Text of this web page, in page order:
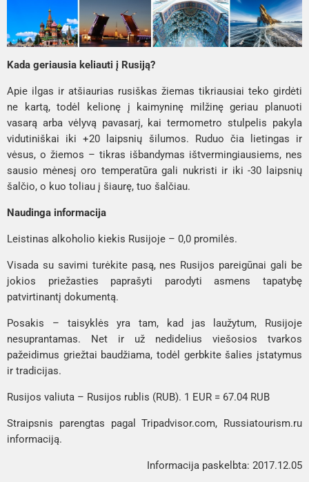
Kada geriausia keliauti į Rusiją?
Apie ilgas ir atšiaurias rusiškas žiemas tikriausiai teko girdėti
ne kartą, todėl kelionę į kaimyninę milžinę geriau planuoti
vasarą arba vėlyvą pavasarį, kai termometro stulpelis pakyla
vidutiniškai iki +20 laipsnių šilumos. Ruduo čia lietingas ir
vėsus, o žiemos – tikras išbandymas ištvermingiausiems, nes
sausio mėnesį oro temperatūra gali nukristi ir iki -30 laipsnių
šalčio, o kuo toliau į šiaurę, tuo šalčiau.
Naudinga informacija
Leistinas alkoholio kiekis Rusijoje – 0,0 promilės.
Visada su savimi turėkite pasą, nes Rusijos pareigūnai gali be
jokios priežasties paprašyti parodyti asmens tapatybę
patvirtinantį dokumentą.
Posakis – taisyklės yra tam, kad jas laužytum, Rusijoje
nesuprantamas. Net ir už nedidelius viešosios tvarkos
pažeidimus griežtai baudžiama, todėl gerbkite šalies įstatymus
ir tradicijas.
Rusijos valiuta – Rusijos rublis (RUB). 1 EUR = 67.04 RUB
Straipsnis parengtas pagal Tripadvisor.com, Russiatourism.ru
informaciją.
Informacija paskelbta: 2017.12.05